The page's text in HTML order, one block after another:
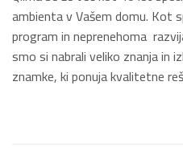
ambienta v Vašem domu. Kot
program in neprenehoma
smo si nabrali veliko znanja in
znamke, ki ponuja kvalitetne